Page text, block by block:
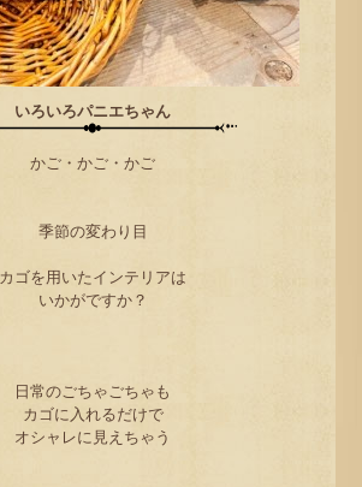
いろいろパニエちゃん
かご・かご・かご
季節の変わり目
カゴを用いたインテリアは
いかがですか？
日常のごちゃごちゃも
カゴに入れるだけで
オシャレに見えちゃう